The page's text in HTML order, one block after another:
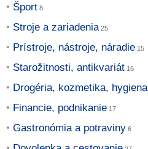
Šport
Stroje a zariadenia
Prístroje, nástroje, náradie
Starožitnosti, antikvariát
Drogéria, kozmetika, hygiena
Financie, podnikanie
Gastronómia a potraviny